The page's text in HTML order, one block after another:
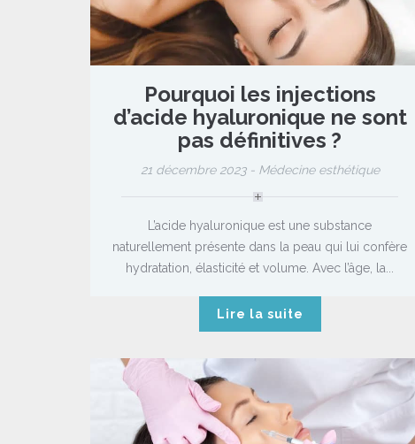
Pourquoi les injections
d’acide hyaluronique ne sont
pas définitives ?
21 décembre 2023 - Médecine esthétique
L’acide hyaluronique est une substance
naturellement présente dans la peau qui lui confère
hydratation, élasticité et volume. Avec l’âge, la...
Lire la suite